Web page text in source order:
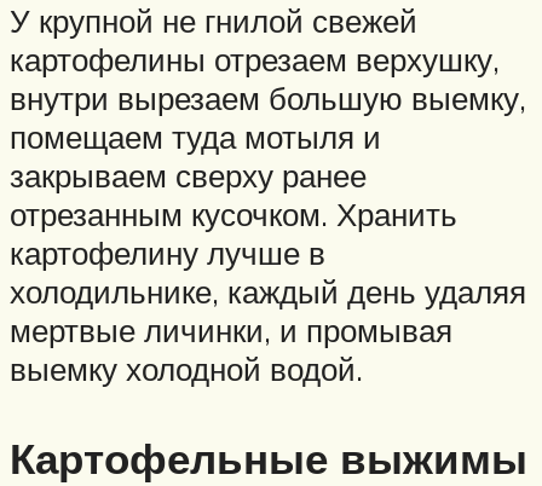
У крупной не гнилой свежей
картофелины отрезаем верхушку,
внутри вырезаем большую выемку,
помещаем туда мотыля и
закрываем сверху ранее
отрезанным кусочком. Хранить
картофелину лучше в
холодильнике, каждый день удаляя
мертвые личинки, и промывая
выемку холодной водой.
Картофельные выжимы